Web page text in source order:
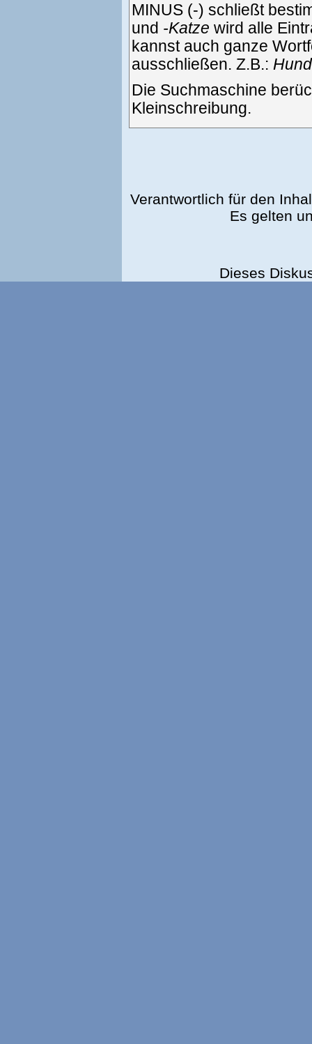
MINUS (-) schließt
und -Katze wird alle
kannst auch ganze
ausschließen. Z.B.:
Die Suchmaschine
Kleinschreibung.
Verantwortlich für den
Es gelten
Dieses